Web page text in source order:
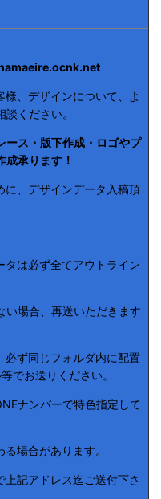
、デザインについて、よ
ください。
ス・版下作成・ロゴやプ
成承ります！
、デザインデータ入稿頂
は必ず全てアウトライン
場合、再送いただきます
ず同じフォルダ内に配置
でお送りください。
ナンバーで特色指定して
場合があります。
記アドレス迄ご送付下さ